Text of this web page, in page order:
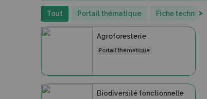
Tout Portail thématique Fiche >
Agroforesterie
Portail thématique
Biodiversité fonctionnelle